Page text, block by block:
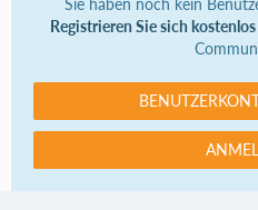
Registrieren Sie sich kostenlos